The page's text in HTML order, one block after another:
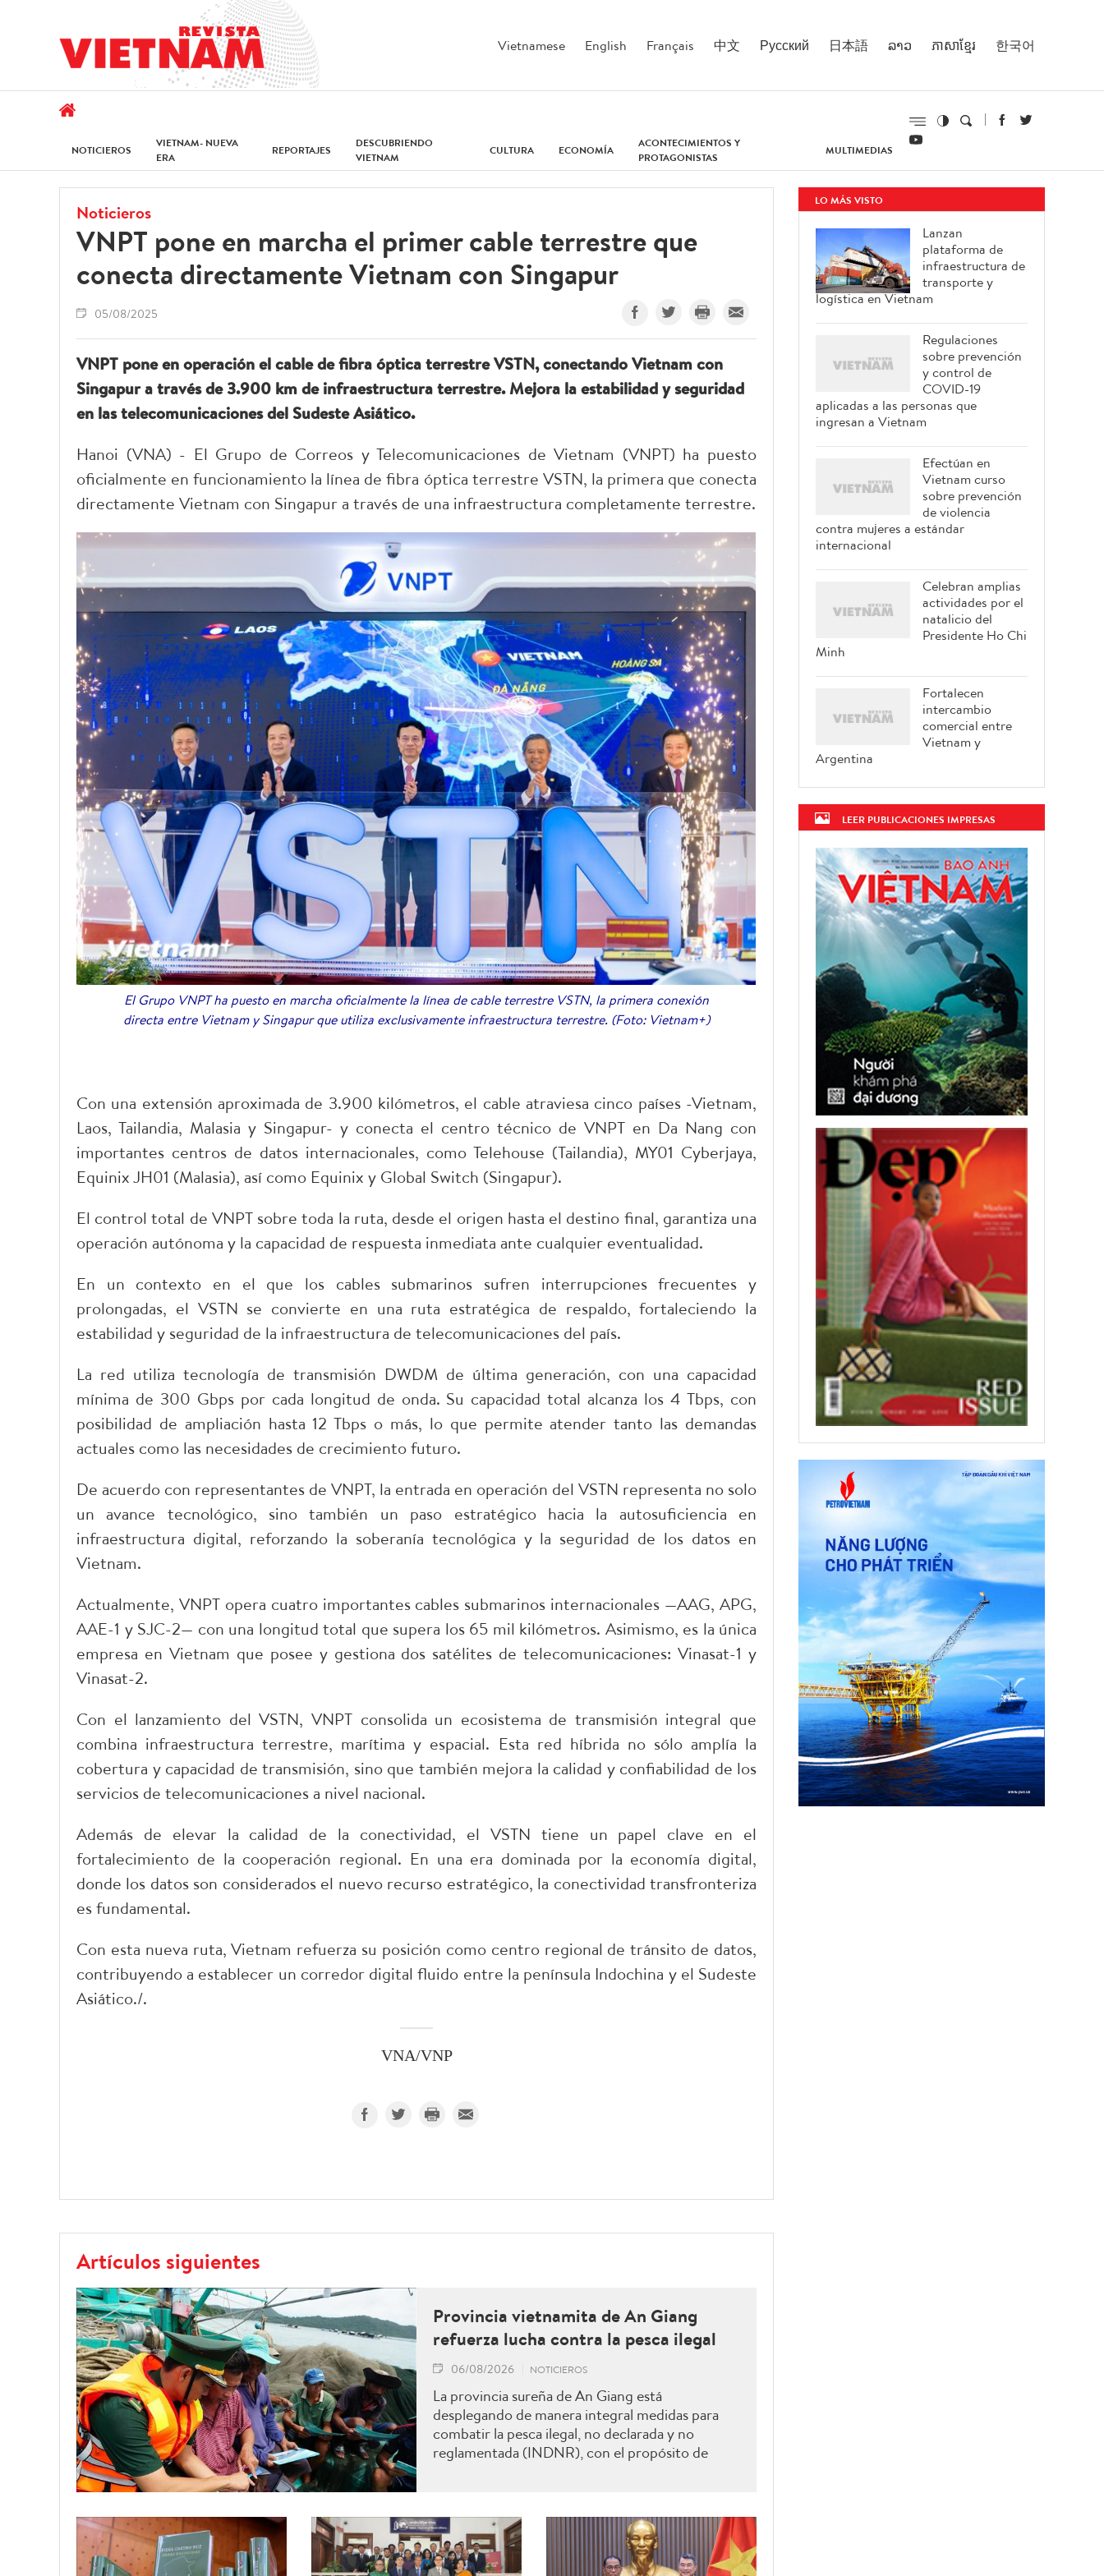
Vietnamese English Français 中文 Русский 日本語 ລາວ ភាសាខ្មែរ 한국어
NOTICIEROS
VIETNAM- NUEVA
ERA
REPORTAJES
DESCUBRIENDO
VIETNAM
CULTURA ECONOMÍA
ACONTECIMIENTOS Y
PROTAGONISTAS
MULTIMEDIAS
Noticieros
VNPT pone en marcha el primer cable terrestre que
conecta directamente Vietnam con Singapur
05/08/2025
VNPT pone en operación el cable de fibra óptica terrestre VSTN, conectando Vietnam con
Singapur a través de 3.900 km de infraestructura terrestre. Mejora la estabilidad y seguridad
en las telecomunicaciones del Sudeste Asiático.
Hanoi (VNA) - El Grupo de Correos y Telecomunicaciones de Vietnam (VNPT) ha puesto
oficialmente en funcionamiento la línea de fibra óptica terrestre VSTN, la primera que conecta
directamente Vietnam con Singapur a través de una infraestructura completamente terrestre.
El Grupo VNPT ha puesto en marcha oficialmente la línea de cable terrestre VSTN, la primera conexión
directa entre Vietnam y Singapur que utiliza exclusivamente infraestructura terrestre. (Foto: Vietnam+)
Con una extensión aproximada de 3.900 kilómetros, el cable atraviesa cinco países -Vietnam,
Laos, Tailandia, Malasia y Singapur- y conecta el centro técnico de VNPT en Da Nang con
importantes centros de datos internacionales, como Telehouse (Tailandia), MY01 Cyberjaya,
Equinix JH01 (Malasia), así como Equinix y Global Switch (Singapur).
El control total de VNPT sobre toda la ruta, desde el origen hasta el destino final, garantiza una
operación autónoma y la capacidad de respuesta inmediata ante cualquier eventualidad.
En un contexto en el que los cables submarinos sufren interrupciones frecuentes y
prolongadas, el VSTN se convierte en una ruta estratégica de respaldo, fortaleciendo la
estabilidad y seguridad de la infraestructura de telecomunicaciones del país.
La red utiliza tecnología de transmisión DWDM de última generación, con una capacidad
mínima de 300 Gbps por cada longitud de onda. Su capacidad total alcanza los 4 Tbps, con
posibilidad de ampliación hasta 12 Tbps o más, lo que permite atender tanto las demandas
actuales como las necesidades de crecimiento futuro.
De acuerdo con representantes de VNPT, la entrada en operación del VSTN representa no solo
un avance tecnológico, sino también un paso estratégico hacia la autosuficiencia en
infraestructura digital, reforzando la soberanía tecnológica y la seguridad de los datos en
Vietnam.
Actualmente, VNPT opera cuatro importantes cables submarinos internacionales —AAG, APG,
AAE-1 y SJC-2— con una longitud total que supera los 65 mil kilómetros. Asimismo, es la única
empresa en Vietnam que posee y gestiona dos satélites de telecomunicaciones: Vinasat-1 y
Vinasat-2.
Con el lanzamiento del VSTN, VNPT consolida un ecosistema de transmisión integral que
combina infraestructura terrestre, marítima y espacial. Esta red híbrida no sólo amplía la
cobertura y capacidad de transmisión, sino que también mejora la calidad y confiabilidad de los
servicios de telecomunicaciones a nivel nacional.
Además de elevar la calidad de la conectividad, el VSTN tiene un papel clave en el
fortalecimiento de la cooperación regional. En una era dominada por la economía digital,
donde los datos son considerados el nuevo recurso estratégico, la conectividad transfronteriza
es fundamental.
Con esta nueva ruta, Vietnam refuerza su posición como centro regional de tránsito de datos,
contribuyendo a establecer un corredor digital fluido entre la península Indochina y el Sudeste
Asiático./.
VNA/VNP
Artículos siguientes
Provincia vietnamita de An Giang
refuerza lucha contra la pesca ilegal
06/08/2026 NOTICIEROS
La provincia sureña de An Giang está
desplegando de manera integral medidas para
combatir la pesca ilegal, no declarada y no
reglamentada (INDNR), con el propósito de
reforzar el prestigio del sector pesquero
vietnamita.
LO MÁS VISTO
Lanzan
plataforma de
infraestructura de
transporte y
logística en Vietnam
Regulaciones
sobre prevención
y control de
COVID-19
aplicadas a las personas que
ingresan a Vietnam
Efectúan en
Vietnam curso
sobre prevención
de violencia
contra mujeres a estándar
internacional
Celebran amplias
actividades por el
natalicio del
Presidente Ho Chi
Minh
Fortalecen
intercambio
comercial entre
Vietnam y
Argentina
LEER PUBLICACIONES IMPRESAS